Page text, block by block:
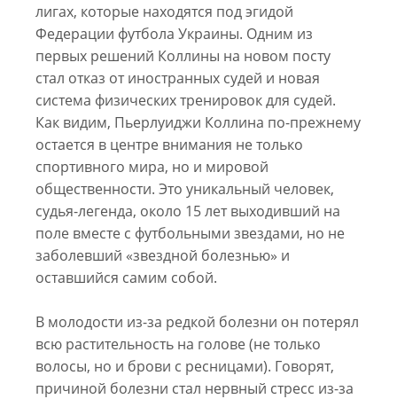
лигах, которые находятся под эгидой
Федерации футбола Украины. Одним из
первых решений Коллины на новом посту
стал отказ от иностранных судей и новая
система физических тренировок для судей.
Как видим, Пьерлуиджи Коллина по-прежнему
остается в центре внимания не только
спортивного мира, но и мировой
общественности. Это уникальный человек,
судья-легенда, около 15 лет выходивший на
поле вместе с футбольными звездами, но не
заболевший «звездной болезнью» и
оставшийся самим собой.
В молодости из-за редкой болезни он потерял
всю растительность на голове (не только
волосы, но и брови с ресницами). Говорят,
причиной болезни стал нервный стресс из-за